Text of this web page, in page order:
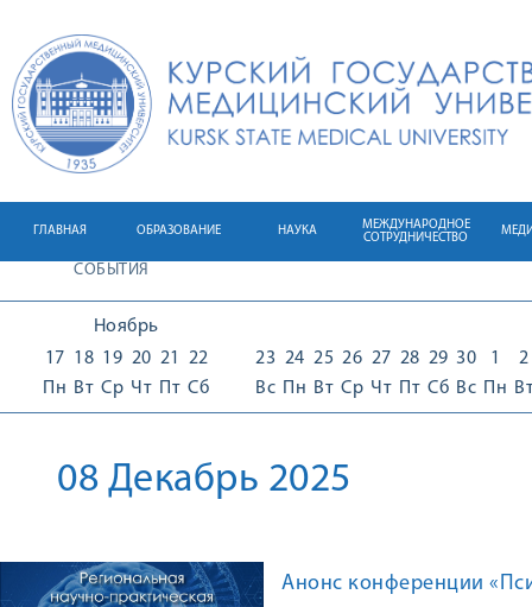
ГЛАВНАЯ ОБРАЗОВАНИЕ НАУКА
МЕЖДУНАРОДНОЕ
СОТРУДНИЧЕСТВО
СОБЫТИЯ
Ноябрь
17
Пн
18
Вт
19
Ср
20
Чт
21
Пт
22
Сб
23
Вс
24
Пн
25
Вт
26
Ср
27
Чт
28
Пт
29
Сб
30
Вс
1
Пн
2
08 Декабрь 2025
Анонс конференции